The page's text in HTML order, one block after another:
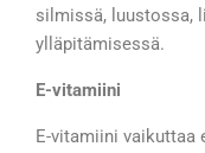
silmissä, luustossa,
ylläpitämisessä.
E-vitamiini
E-vitamiini vaikuttaa